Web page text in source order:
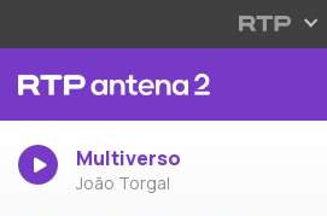
Multiverso
João Torgal